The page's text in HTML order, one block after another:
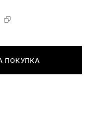
ПОКУПКА